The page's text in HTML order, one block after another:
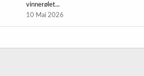
vinnerølet...
10 Mai 2026